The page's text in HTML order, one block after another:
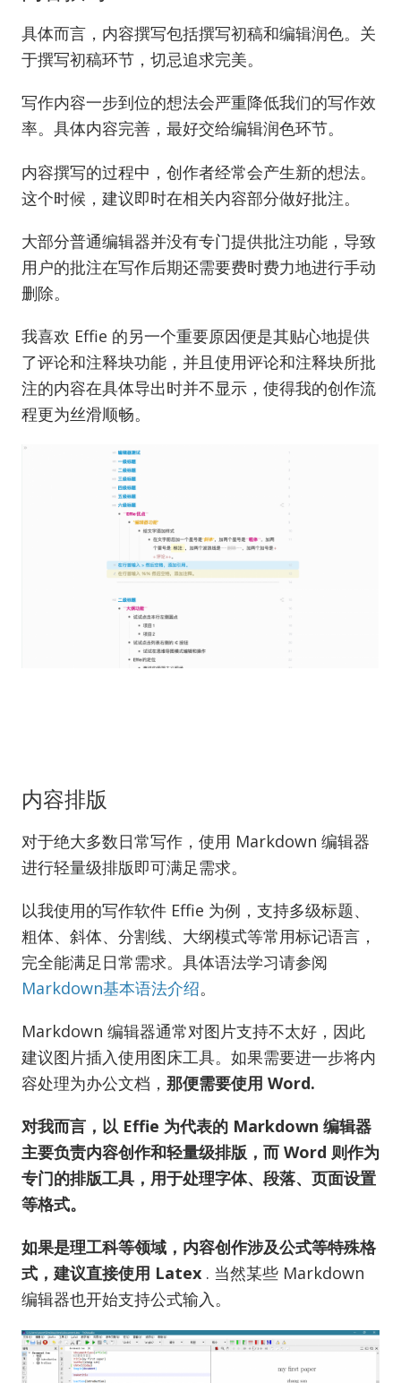
具体而言，内容撰写包括撰写初稿和编辑润色。关
于撰写初稿环节，切忌追求完美。
写作内容一步到位的想法会严重降低我们的写作效
率。具体内容完善，最好交给编辑润色环节。
内容撰写的过程中，创作者经常会产生新的想法。
这个时候，建议即时在相关内容部分做好批注。
大部分普通编辑器并没有专门提供批注功能，导致
用户的批注在写作后期还需要费时费力地进行手动
删除。
我喜欢 Effie 的另一个重要原因便是其贴心地提供
了评论和注释块功能，并且使用评论和注释块所批
注的内容在具体导出时并不显示，使得我的创作流
程更为丝滑顺畅。
内容排版
对于绝大多数日常写作，使用 Markdown 编辑器
进行轻量级排版即可满足需求。
以我使用的写作软件 Effie 为例，支持多级标题、
粗体、斜体、分割线、大纲模式等常用标记语言，
完全能满足日常需求。具体语法学习请参阅
Markdown基本语法介绍。
Markdown 编辑器通常对图片支持不太好，因此
建议图片插入使用图床工具。如果需要进一步将内
容处理为办公文档， 那便需要使用 Word.
对我而言，以 Effie 为代表的 Markdown 编辑器
主要负责内容创作和轻量级排版，而 Word 则作为
专门的排版工具，用于处理字体、段落、页面设置
等格式。
如果是理工科等领域，内容创作涉及公式等特殊格
式，建议直接使用 Latex . 当然某些 Markdown
编辑器也开始支持公式输入。